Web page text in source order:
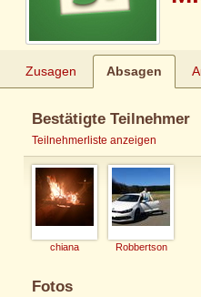
Zusagen Absagen
Bestätigte Teilnehmer
Teilnehmerliste anzeigen
chiana Robbertson
Fotos